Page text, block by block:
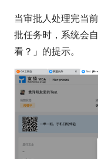
当审批人处理完当
批任务时，系统会
看？」的提示。